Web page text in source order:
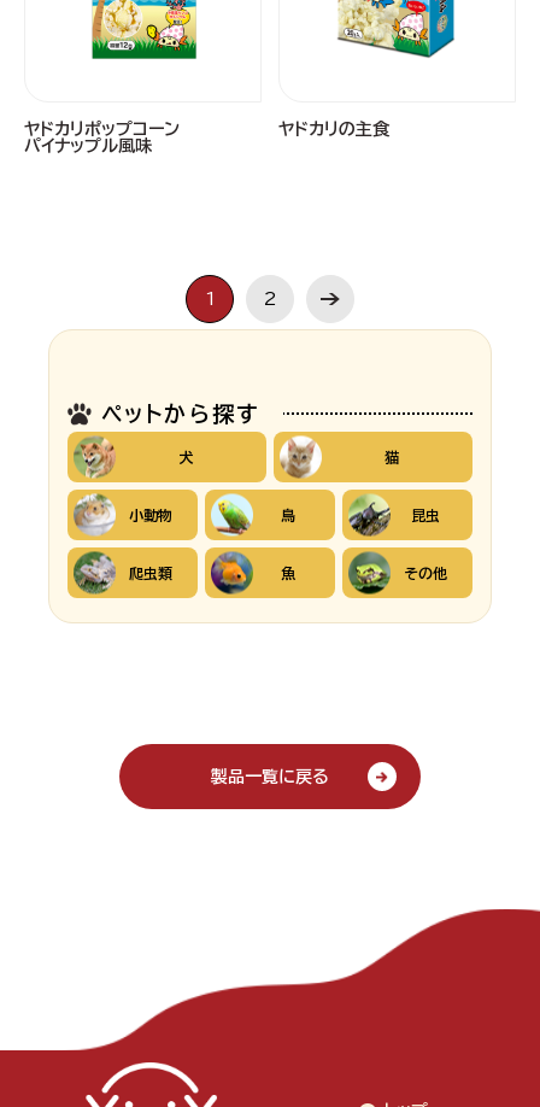
ヤドカリポップコーン
パイナップル風味
ヤドカリの主食
1 2
ペットから探す
犬 猫
小動物 鳥 昆虫
爬虫類 魚 その他
製品一覧に戻る